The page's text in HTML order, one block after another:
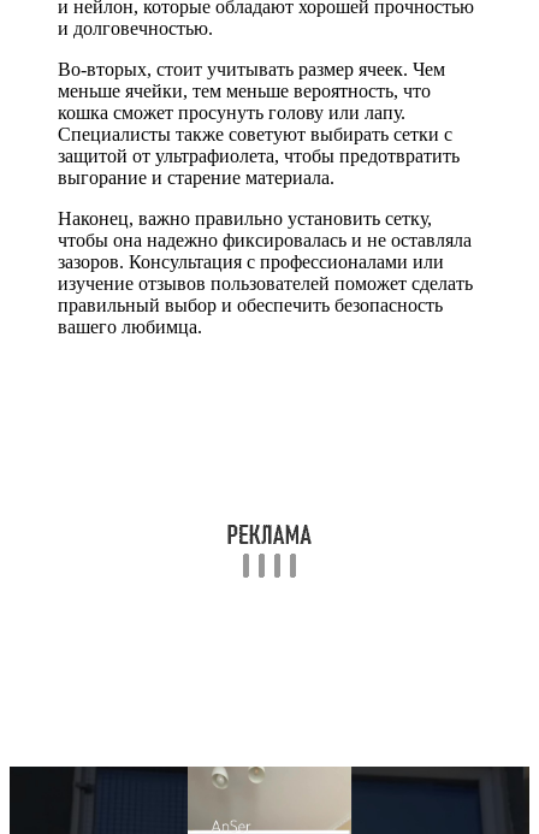
и нейлон, которые обладают хорошей прочностью
и долговечностью.
Во-вторых, стоит учитывать размер ячеек. Чем
меньше ячейки, тем меньше вероятность, что
кошка сможет просунуть голову или лапу.
Специалисты также советуют выбирать сетки с
защитой от ультрафиолета, чтобы предотвратить
выгорание и старение материала.
Наконец, важно правильно установить сетку,
чтобы она надежно фиксировалась и не оставляла
зазоров. Консультация с профессионалами или
изучение отзывов пользователей поможет сделать
правильный выбор и обеспечить безопасность
вашего любимца.